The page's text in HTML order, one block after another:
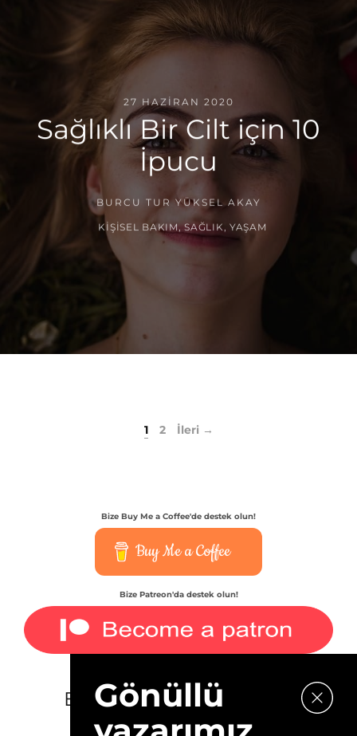
27 HAZIRAN 2020
Sağlıklı Bir Cilt için 10
İpucu
BURCU TUR YÜKSEL AKAY
KIŞISEL BAKIM,SAĞLIK YAŞAM
1 2 İleri →
Bize Buy Me a Coffee'de destek olun!
Buy Me a Coffee
Bize Patreon'da destek olun!
E-bültenimize kaydolun.
Gönüllü